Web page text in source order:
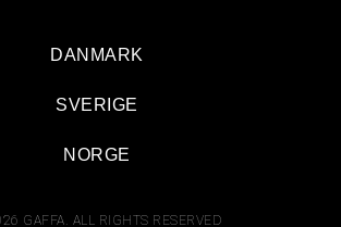
GAFFA. ALL RIGHTS RESERVED
DANMARK
SVERIGE
NORGE